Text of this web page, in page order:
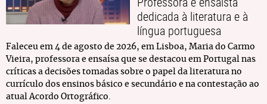
dedicada à literatura e à
língua portuguesa
Faleceu em 4 de agosto de 2026, em Lisboa, Maria do Carmo
Vieira, professora e ensaísa que se destacou em Portugal nas
críticas a decisões tomadas sobre o papel da literatura no
currículo dos ensinos básico e secundário e na contestação ao
atual Acordo Ortográfico.